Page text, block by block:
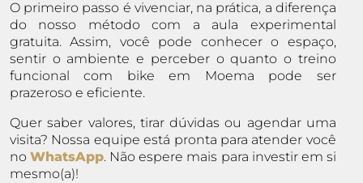
O primeiro passo é vivenciar, na prática, a diferença
do nosso método com a aula experimental
gratuita. Assim, você pode conhecer o espaço,
sentir o ambiente e perceber o quanto o treino
funcional com bike em Moema pode ser
prazeroso e eficiente.
Quer saber valores, tirar dúvidas ou agendar uma
visita? Nossa equipe está pronta para atender você
noWhatsApp. Não espere mais para investir em si
mesmo(a)!